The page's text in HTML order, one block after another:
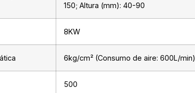
150; Altura (mm): 40-90
8KW
6kg/cm² (Consumo de aire: 600L/min)
500